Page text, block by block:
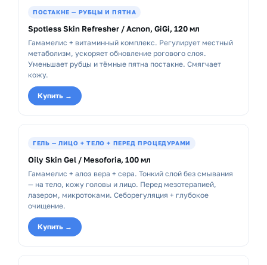
ПОСТАКНЕ — РУБЦЫ И ПЯТНА
Spotless Skin Refresher / Acnon, GiGi, 120 мл
Гамамелис + витаминный комплекс. Регулирует местный
метаболизм, ускоряет обновление рогового слоя.
Уменьшает рубцы и тёмные пятна постакне. Смягчает
кожу.
Купить →
ГЕЛЬ — ЛИЦО + ТЕЛО + ПЕРЕД ПРОЦЕДУРАМИ
Oily Skin Gel / Mesoforia, 100 мл
Гамамелис + алоэ вера + сера. Тонкий слой без смывания
— на тело, кожу головы и лицо. Перед мезотерапией,
лазером, микротоками. Себорегуляция + глубокое
очищение.
Купить →